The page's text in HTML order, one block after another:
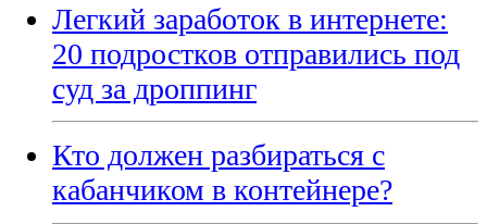
Легкий заработок в интернете:
20 подростков отправились под
суд за дроппинг
Кто должен разбираться с
кабанчиком в контейнере?